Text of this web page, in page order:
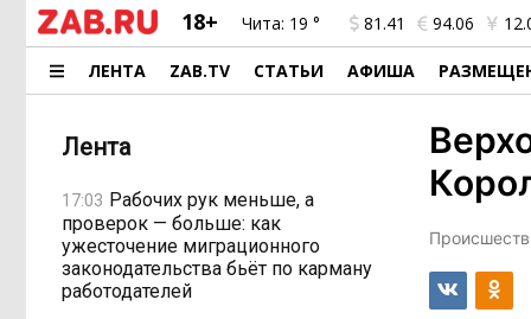
18+ Чита: 19 ° 81.41 94.06
ЛЕНТА ZAB.TV СТАТЬИ АФИША
Лента
17:03 Рабочих рук меньше, а
проверок — больше: как
ужесточение миграционного
законодательства бьёт по карману
работодателей